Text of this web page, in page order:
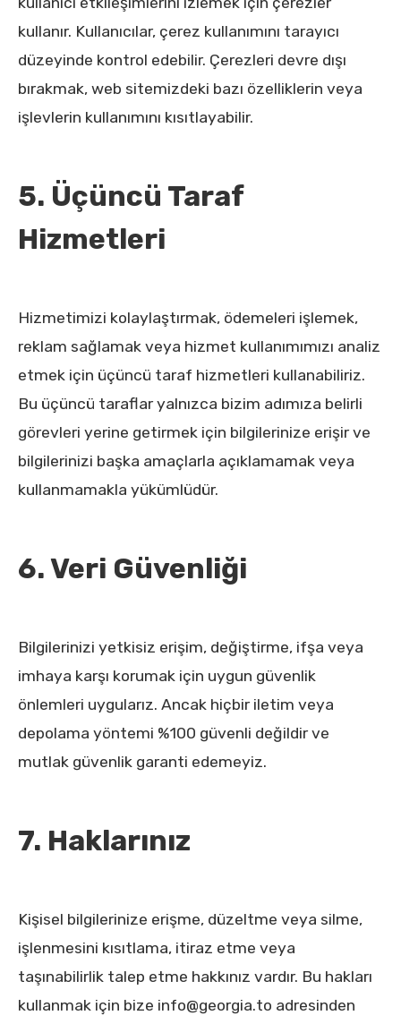
kullanır. Kullanıcılar, çerez kullanımını tarayıcı
düzeyinde kontrol edebilir. Çerezleri devre dışı
bırakmak, web sitemizdeki bazı özelliklerin veya
işlevlerin kullanımını kısıtlayabilir.
5. Üçüncü Taraf
Hizmetleri
Hizmetimizi kolaylaştırmak, ödemeleri işlemek,
reklam sağlamak veya hizmet kullanımımızı analiz
etmek için üçüncü taraf hizmetleri kullanabiliriz.
Bu üçüncü taraflar yalnızca bizim adımıza belirli
görevleri yerine getirmek için bilgilerinize erişir ve
bilgilerinizi başka amaçlarla açıklamamak veya
kullanmamakla yükümlüdür.
6. Veri Güvenliği
Bilgilerinizi yetkisiz erişim, değiştirme, ifşa veya
imhaya karşı korumak için uygun güvenlik
önlemleri uygularız. Ancak hiçbir iletim veya
depolama yöntemi %100 güvenli değildir ve
mutlak güvenlik garanti edemeyiz.
7. Haklarınız
Kişisel bilgilerinize erişme, düzeltme veya silme,
işlenmesini kısıtlama, itiraz etme veya
taşınabilirlik talep etme hakkınız vardır. Bu hakları
kullanmak için bize info@georgia.to adresinden